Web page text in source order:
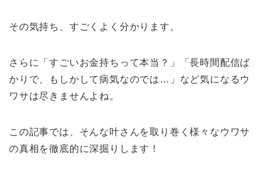
その気持ち、すごくよく分かります。
さらに「すごいお金持ちって本当？」「長時間配信ば
かりで、もしかして病気なのでは…」など気になるウ
ワサは尽きませんよね。
この記事では、そんな叶さんを取り巻く様々なウワサ
の真相を徹底的に深掘りします！